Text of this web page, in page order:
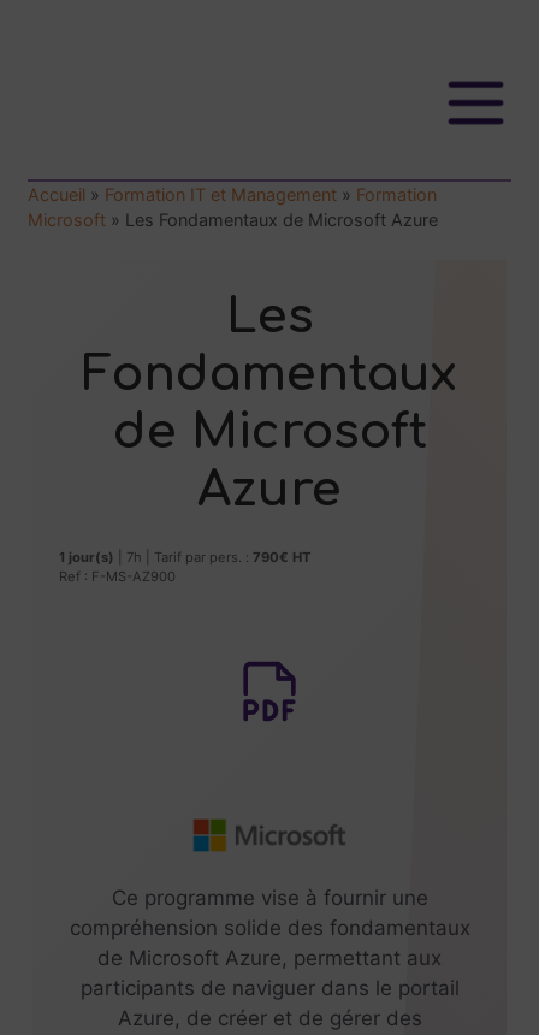
Accueil » Formation IT et Management » Formation
Microsoft » Les Fondamentaux de Microsoft Azure
Les
Fondamentaux
de Microsoft
Azure
1 jour(s) | 7h | Tarif par pers. :790€ HT
Ref : F-MS-AZ900
Ce programme vise à fournir une
compréhension solide des fondamentaux
de Microsoft Azure, permettant aux
participants de naviguer dans le portail
Azure, de créer et de gérer des